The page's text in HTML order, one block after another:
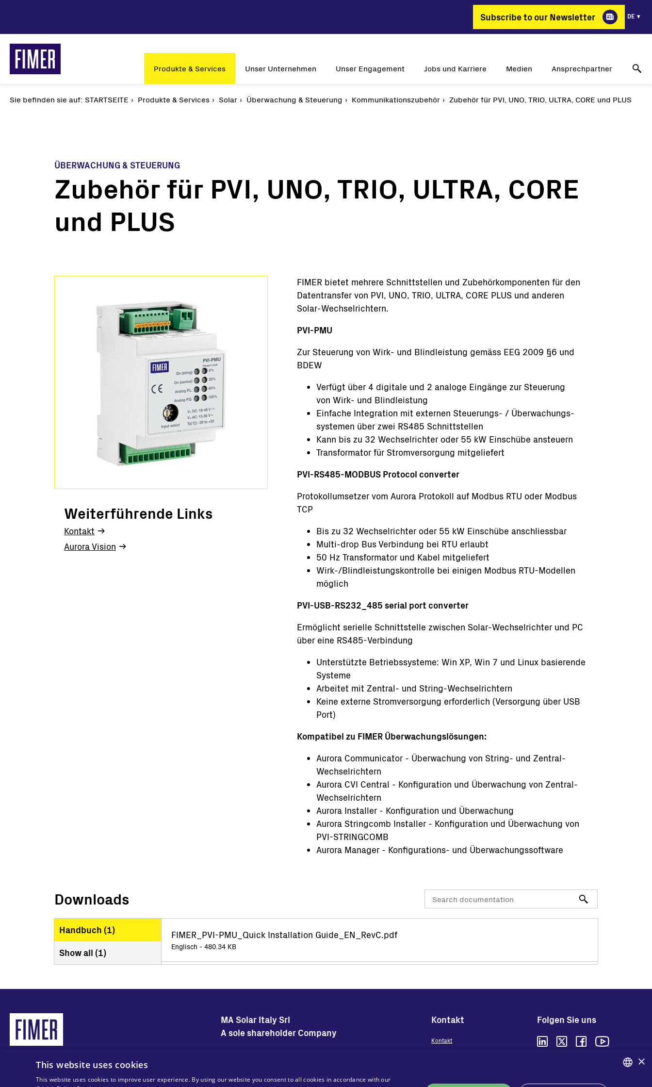
Inhalt
Subscribe to our Newsletter DE
Main
navigation
Produkte & Services
Unsere Lösungen
Privatbereich
Gewerbe & Industrie
PV-Kraftwerke
Solar
String-Wechselrichter
Unser Unternehmen
Unternehmensprofil
Unser Engagement
Nachhaltigkeit
Jobs und Karriere
Warum FIMER?
Medien
Erfolgsgeschichten
Ansprechpartner
Technischer Online-Support
Sie befinden sie auf: Pfadnavigation
STARTSEITE Produkte & Services Solar Überwachung & Steuerung Kommunikationszubehör Zubehör für PVI, UNO, TRIO, ULTRA, CORE und PLUS
ÜBERWACHUNG & STEUERUNG
Zubehör für PVI, UNO, TRIO, ULTRA, CORE
und PLUS
FIMER bietet mehrere Schnittstellen und Zubehörkomponenten für den
Datentransfer von PVI, UNO, TRIO, ULTRA, CORE PLUS und anderen
Solar-Wechselrichtern.
PVI-PMU
Zur Steuerung von Wirk- und Blindleistung gemäss EEG 2009 §6 und
BDEW
Verfügt über 4 digitale und 2 analoge Eingänge zur Steuerung
von Wirk- und Blindleistung
Einfache Integration mit externen Steuerungs- / Überwachungs-
systemen über zwei RS485 Schnittstellen
Kann bis zu 32 Wechselrichter oder 55 kW Einschübe ansteuern
Transformator für Stromversorgung mitgeliefert
PVI-RS485-MODBUS Protocol converter
Protokollumsetzer vom Aurora Protokoll auf Modbus RTU oder Modbus
TCP
Bis zu 32 Wechselrichter oder 55 kW Einschübe anschliessbar
Multi-drop Bus Verbindung bei RTU erlaubt
50 Hz Transformator und Kabel mitgeliefert
Wirk-/Blindleistungskontrolle bei einigen Modbus RTU-Modellen
möglich
PVI-USB-RS232_485 serial port converter
Ermöglicht serielle Schnittstelle zwischen Solar-Wechselrichter und PC
über eine RS485-Verbindung
Unterstützte Betriebssysteme: Win XP, Win 7 und Linux basierende
Systeme
Arbeitet mit Zentral- und String-Wechselrichtern
Keine externe Stromversorgung erforderlich (Versorgung über USB
Port)
Kompatibel zu FIMER Überwachungslösungen:
Aurora Communicator - Überwachung von String- und Zentral-
Wechselrichtern
Aurora CVI Central - Konfiguration und Überwachung von Zentral-
Wechselrichtern
Aurora Installer - Konfiguration und Überwachung
Aurora Stringcomb Installer - Konfiguration und Überwachung von
PVI-STRINGCOMB
Aurora Manager - Konfigurations- und Überwachungssoftware
Weiterführende Links
Kontakt
Aurora Vision
Downloads
Handbuch (1)
Show all (1)
FIMER_PVI-PMU_Quick Installation Guide_EN_RevC.pdf
Englisch - 480.34 KB
© 2025 MA Solar Italy alle Rechte vorbehalten
Tax code 13892480966
VAT code 13892480966
MA Solar Italy Srl
A sole shareholder Company
Italien
Italien
Kontakt
Kontakt
Folgen Sie uns
×
This website uses cookies
This website uses cookies to improve user experience. By using our website you consent to all cookies in accordance with our